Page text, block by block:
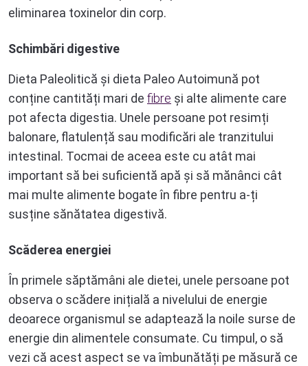
eliminarea toxinelor din corp.
Schimbări digestive
Dieta Paleolitică și dieta Paleo Autoimună pot
conține cantități mari de fibre și alte alimente care
pot afecta digestia. Unele persoane pot resimți
balonare, flatulență sau modificări ale tranzitului
intestinal. Tocmai de aceea este cu atât mai
important să bei suficientă apă și să mănânci cât
mai multe alimente bogate în fibre pentru a-ți
susține sănătatea digestivă.
Scăderea energiei
În primele săptămâni ale dietei, unele persoane pot
observa o scădere inițială a nivelului de energie
deoarece organismul se adaptează la noile surse de
energie din alimentele consumate. Cu timpul, o să
vezi că acest aspect se va îmbunătăți pe măsură ce